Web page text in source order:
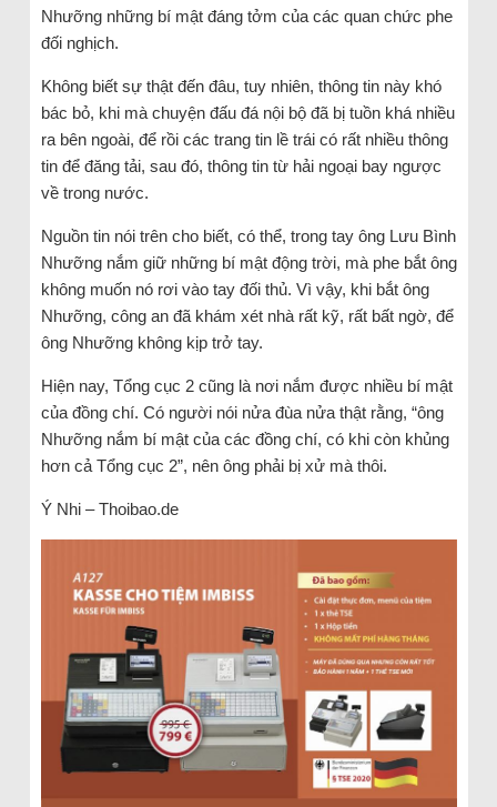
Nhưỡng những bí mật đáng tởm của các quan chức phe
đối nghịch.
Không biết sự thật đến đâu, tuy nhiên, thông tin này khó
bác bỏ, khi mà chuyện đấu đá nội bộ đã bị tuồn khá nhiều
ra bên ngoài, để rồi các trang tin lề trái có rất nhiều thông
tin để đăng tải, sau đó, thông tin từ hải ngoại bay ngược
về trong nước.
Nguồn tin nói trên cho biết, có thể, trong tay ông Lưu Bình
Nhưỡng nắm giữ những bí mật động trời, mà phe bắt ông
không muốn nó rơi vào tay đối thủ. Vì vậy, khi bắt ông
Nhưỡng, công an đã khám xét nhà rất kỹ, rất bất ngờ, để
ông Nhưỡng không kịp trở tay.
Hiện nay, Tổng cục 2 cũng là nơi nắm được nhiều bí mật
của đồng chí. Có người nói nửa đùa nửa thật rằng, “ông
Nhưỡng nắm bí mật của các đồng chí, có khi còn khủng
hơn cả Tổng cục 2”, nên ông phải bị xử mà thôi.
Ý Nhi – Thoibao.de